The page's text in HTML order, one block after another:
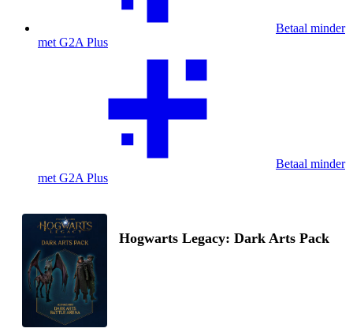
Betaal minder
met G2A Plus
Betaal minder
met G2A Plus
Hogwarts Legacy: Dark Arts Pack